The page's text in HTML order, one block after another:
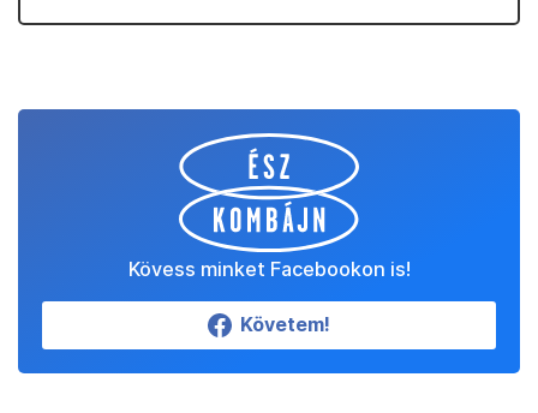
Kövess minket Facebookon is!
Követem!